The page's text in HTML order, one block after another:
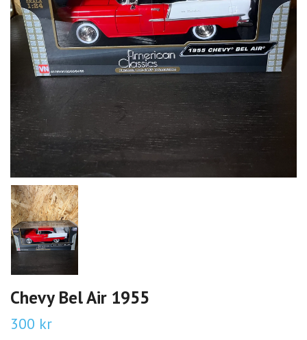
Chevy Bel Air 1955
300 kr